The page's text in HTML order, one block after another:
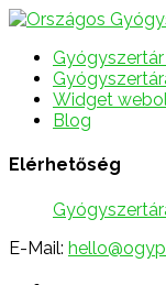
Widget
Blog
Elérhetőség
E-Mail: